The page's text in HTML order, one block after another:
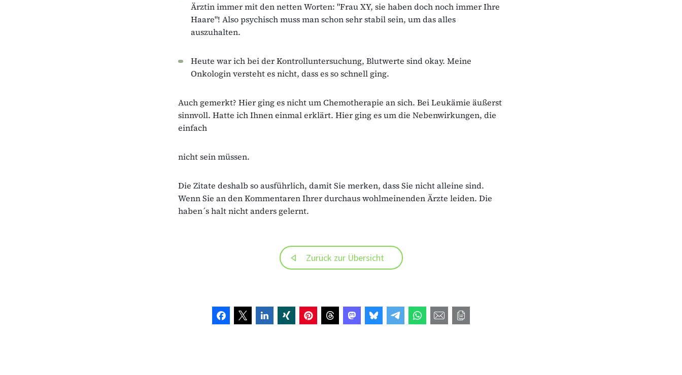
Ärztin immer mit den netten Worten: "Frau XY, sie haben doch noch immer Ihre
Haare"! Also psychisch muss man schon sehr stabil sein, um das alles
auszuhalten.
Heute war ich bei der Kontrolluntersuchung, Blutwerte sind okay. Meine
Onkologin versteht es nicht, dass es so schnell ging.
Auch gemerkt? Hier ging es nicht um Chemotherapie an sich. Bei Leukämie äußerst
sinnvoll. Hatte ich Ihnen einmal erklärt. Hier ging es um die Nebenwirkungen, die
einfach
nicht sein müssen.
Die Zitate deshalb so ausführlich, damit Sie merken, dass Sie nicht alleine sind.
Wenn Sie an den Kommentaren Ihrer durchaus wohlmeinenden Ärzte leiden. Die
haben´s halt nicht anders gelernt.
Zurück zur Übersicht